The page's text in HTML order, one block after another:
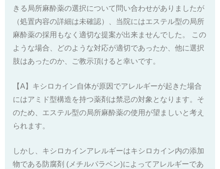
きる局所麻酔薬の選択について問い合わせがありましたが
（処置内容の詳細は未確認）、 当院にはエステル型の局所
麻酔薬の採用もなく適切な提案が出来ませんでした。 この
ような場合、どのような対応が適切であったか、 他に選択
肢はあったのか、ご教示頂けると幸いです。
【A】キシロカイン自体が原因でアレルギーが起きた場合
にはアミド型構造を持つ薬剤は禁忌の対象となります。そ
のため、エステル型の局所麻酔薬の使用が望ましいと考え
られます。
しかし、キシロカインアレルギーはキシロカイン内の添加
物である防腐剤 (メチルパラベン)によってアレルギーであ